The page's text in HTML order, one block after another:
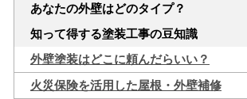
あなたの外壁はどのタイプ？
知って得する塗装工事の豆知識
外壁塗装はどこに頼んだらいい？
火災保険を活用した屋根・外壁補修